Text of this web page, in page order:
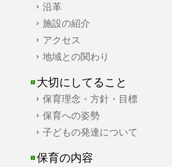
沿革
施設の紹介
アクセス
地域との関わり
大切にしてること
保育理念・方針・目標
保育への姿勢
子どもの発達について
保育の内容